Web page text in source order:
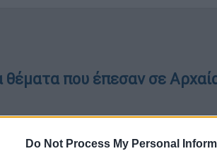
Do Not Process My Personal
θέματα που έπεσαν σε